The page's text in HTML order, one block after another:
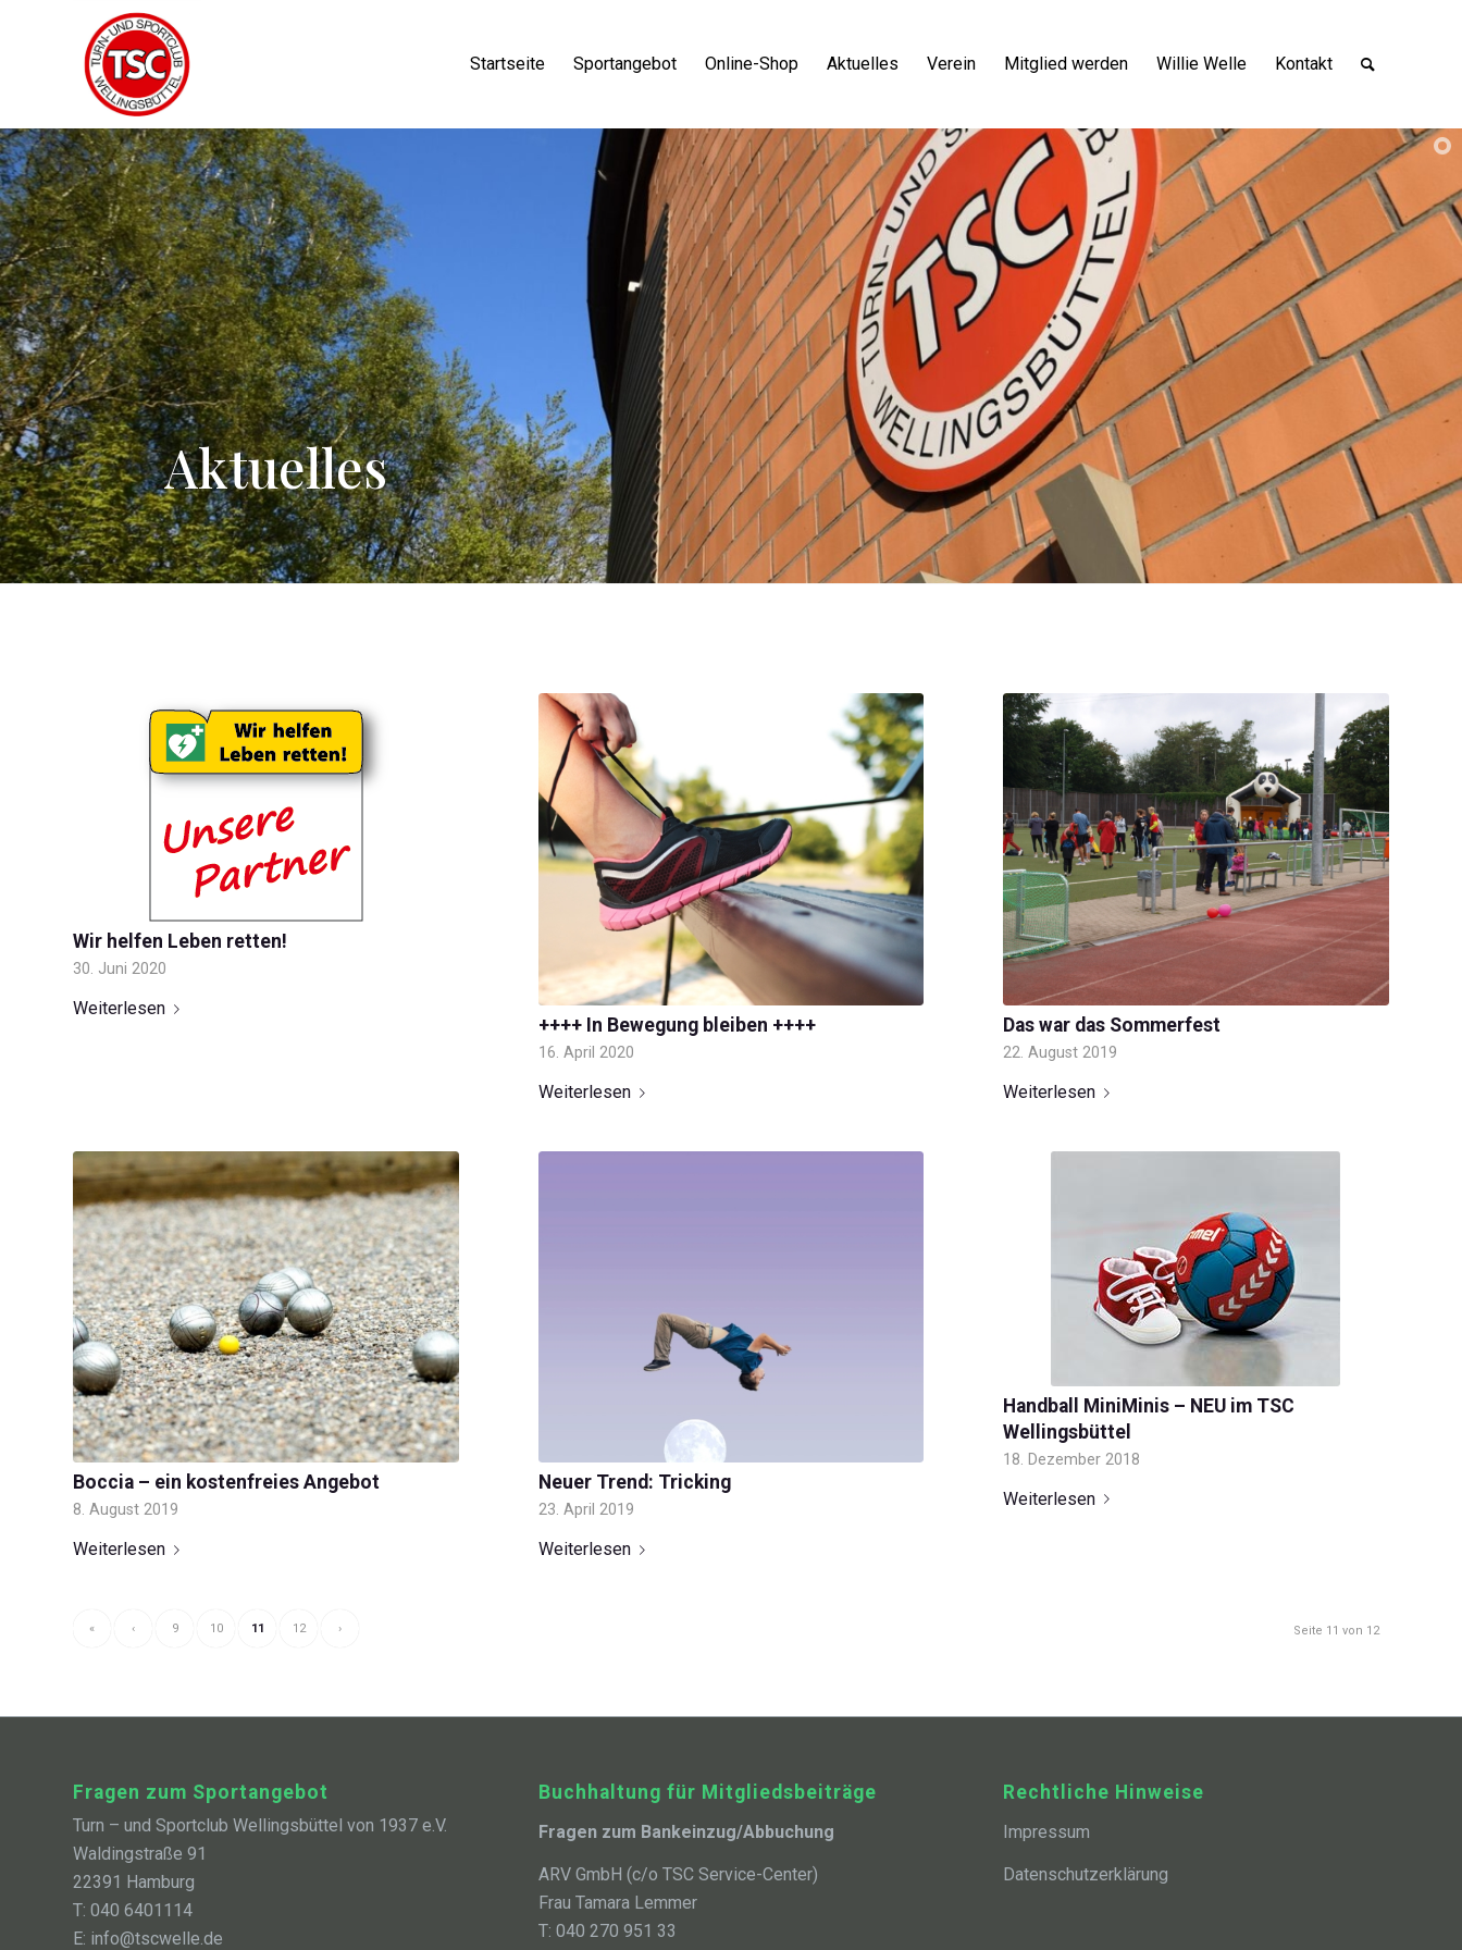
Startseite Sportangebot Online-Shop Aktuelles Verein Mitglied werden Willie Welle Kontakt
Aktuelles
Wir helfen Leben retten!
30. Juni 2020
Weiterlesen
++++ In Bewegung bleiben ++++
16. April 2020
Weiterlesen
Das war das Sommerfest
22. August 2019
Weiterlesen
Boccia – ein kostenfreies Angebot
8. August 2019
Weiterlesen
Neuer Trend: Tricking
23. April 2019
Weiterlesen
Handball MiniMinis – NEU im TSC
Wellingsbüttel
18. Dezember 2018
Weiterlesen
Seite 11 von 12
« ‹ 9 10 11 12 ›
Fragen zum Sportangebot
Turn – und Sportclub Wellingsbüttel von 1937 e.V.
Waldingstraße 91
22391 Hamburg
T: 040 6401114
E: info@tscwelle.de
Buchhaltung für Mitgliedsbeiträge
Fragen zum Bankeinzug/Abbuchung
ARV GmbH (c/o TSC Service-Center)
Frau Tamara Lemmer
T: 040 270 951 33
Rechtliche Hinweise
Impressum
Datenschutzerklärung